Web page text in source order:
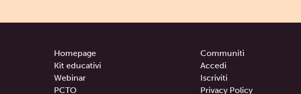
Homepage
Kit educativi
Webinar
PCTO
Communitì
Accedi
Iscriviti
Privacy Policy